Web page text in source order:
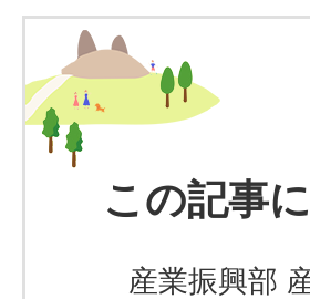
この記事
産業振興部